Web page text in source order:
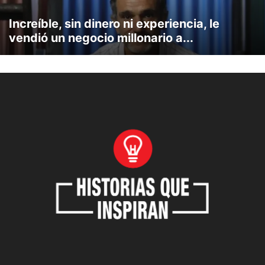
ULTIMO PROGRAMA VENTAS IMPOSIBLES
Increíble, sin dinero ni experiencia, le
vendió un negocio millonario a...